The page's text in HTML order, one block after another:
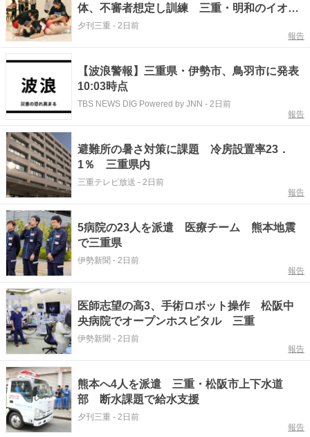
体、不審者想定し訓練 三重・明和のイオン
で
夕刊三重 - 2日前
報告
【波浪警報】三重県・伊勢市、鳥羽市に発表
10:03時点
TBS NEWS DIG Powered by JNN - 2日前
報告
避難所の暑さ対策に課題 冷房設置率23．
1％ 三重県内
三重テレビ放送 - 2日前
報告
5病院の23人を派遣 医療チーム 熊本地震
で三重県
伊勢新聞 - 2日前
報告
医師志望の高3、手術ロボット操作 松阪中
央病院でオープンホスピタル 三重
伊勢新聞 - 2日前
報告
熊本へ4人を派遣 三重・松阪市上下水道
部 断水課題で給水支援
夕刊三重 - 2日前
報告